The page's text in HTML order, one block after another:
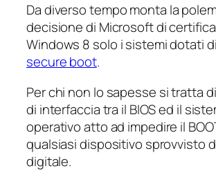
Da diverso tempo monta la
decisione di Microsoft di
Windows 8 solo i sistemi dotati di
secure boot.
Per chi non lo sapesse si tratta
di interfaccia tra il BIOS ed il
operativo atto ad impedire il
qualsiasi dispositivo sprovvisto
digitale.